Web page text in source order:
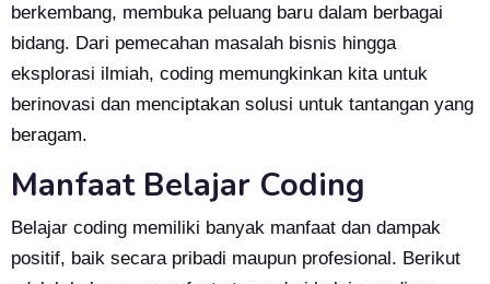
berkembang, membuka peluang baru dalam berbagai
bidang. Dari pemecahan masalah bisnis hingga
eksplorasi ilmiah, coding memungkinkan kita untuk
berinovasi dan menciptakan solusi untuk tantangan yang
beragam.
Manfaat Belajar Coding
Belajar coding memiliki banyak manfaat dan dampak
positif, baik secara pribadi maupun profesional. Berikut